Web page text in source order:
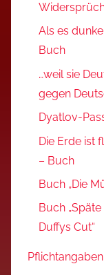
Als es
Buch
…weil sie
gegen
Dyatlov-
Die Erde ist
– Buch
Buch „Die
Buch
Duffys Cut“
Pflichtangaben